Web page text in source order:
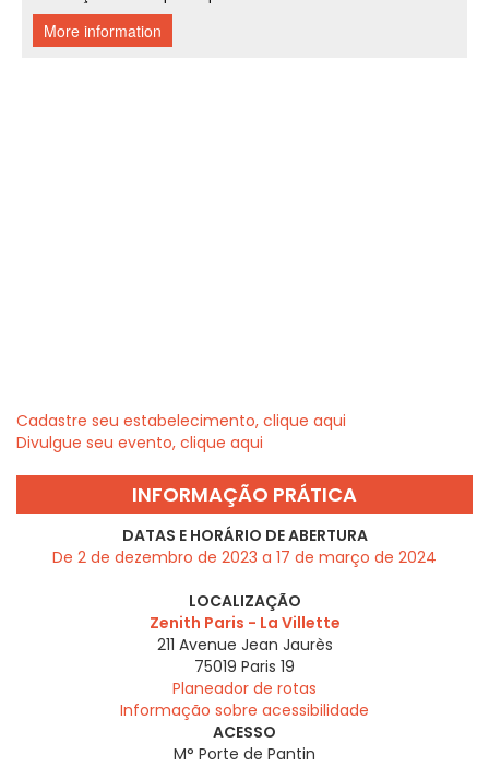
Cadastre seu estabelecimento, clique aqui
Divulgue seu evento, clique aqui
INFORMAÇÃO PRÁTICA
DATAS E HORÁRIO DE ABERTURA
De 2 de dezembro de 2023 a 17 de março de 2024
LOCALIZAÇÃO
Zenith Paris - La Villette
211 Avenue Jean Jaurès
75019 Paris 19
Planeador de rotas
Informação sobre acessibilidade
ACESSO
M° Porte de Pantin